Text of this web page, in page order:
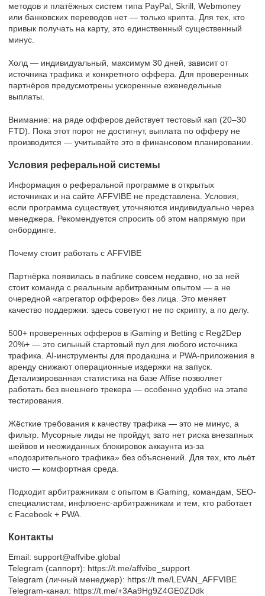
методов и платёжных систем типа PayPal, Skrill, Webmoney
или банковских переводов нет — только крипта. Для тех, кто
привык получать на карту, это единственный существенный
минус.
Холд — индивидуальный, максимум 30 дней, зависит от
источника трафика и конкретного оффера. Для проверенных
партнёров предусмотрены ускоренные еженедельные
выплаты.
Внимание: на ряде офферов действует тестовый кап (20–30
FTD). Пока этот порог не достигнут, выплата по офферу не
производится — учитывайте это в финансовом планировании.
Условия реферальной системы
Информация о реферальной программе в открытых
источниках и на сайте AFFVIBE не представлена. Условия,
если программа существует, уточняются индивидуально через
менеджера. Рекомендуется спросить об этом напрямую при
онбординге.
Почему стоит работать с AFFVIBE
Партнёрка появилась в паблике совсем недавно, но за ней
стоит команда с реальным арбитражным опытом — а не
очередной «агрегатор офферов» без лица. Это меняет
качество поддержки: здесь советуют не по скрипту, а по делу.
500+ проверенных офферов в iGaming и Betting с Reg2Dep
20%+ — это сильный стартовый пул для любого источника
трафика. AI-инструменты для продакшна и PWA-приложения в
аренду снижают операционные издержки на запуск.
Детализированная статистика на базе Affise позволяет
работать без внешнего трекера — особенно удобно на этапе
тестирования.
Жёсткие требования к качеству трафика — это не минус, а
фильтр. Мусорные лиды не пройдут, зато нет риска внезапных
шейвов и неожиданных блокировок аккаунта из-за
«подозрительного трафика» без объяснений. Для тех, кто льёт
чисто — комфортная среда.
Подходит арбитражникам с опытом в iGaming, командам, SEO-
специалистам, инфлюенс-арбитражникам и тем, кто работает
с Facebook + PWA.
Контакты
Email: support@affvibe.global
Telegram (саппорт): https://t.me/affvibe_support
Telegram (личный менеджер): https://t.me/LEVAN_AFFVIBE
Telegram-канал: https://t.me/+3Aa9Hg9Z4GE0ZDdk